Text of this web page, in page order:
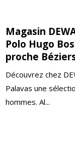
Magasin
Polo Hugo
proche
Découvrez chez
Palavas une
hommes. Al...